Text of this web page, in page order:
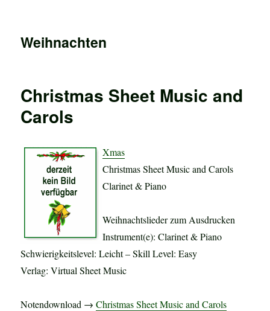
Weihnachten
Christmas Sheet Music and
Carols
Xmas
Christmas Sheet Music and Carols
Clarinet & Piano
Weihnachtslieder zum Ausdrucken
Instrument(e): Clarinet & Piano
Schwierigkeitslevel: Leicht – Skill Level: Easy
Verlag: Virtual Sheet Music
Notendownload →Christmas Sheet Music and Carols